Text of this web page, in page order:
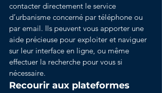
contacter directement le service
d’urbanisme concerné par téléphone ou
par email. Ils peuvent vous apporter une
aide précieuse pour exploiter et naviguer
sur leur interface en ligne, ou même
effectuer la recherche pour vous si
nécessaire.
Recourir aux plateformes